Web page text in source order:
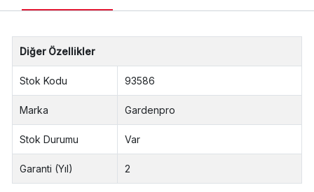
Diğer Özellikler
Stok Kodu 93586
Marka Gardenpro
Stok Durumu Var
Garanti (Yıl) 2